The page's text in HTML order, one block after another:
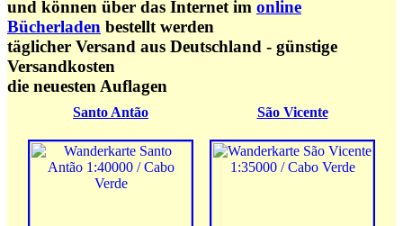
und können über das Internet im online
Bücherladen bestellt werden
täglicher Versand aus Deutschland - günstige
Versandkosten
die neuesten Auflagen
Santo Antão São Vicente